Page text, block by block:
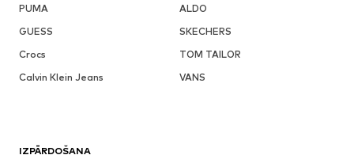
PUMA
ALDO
GUESS
SKECHERS
Crocs
TOM TAILOR
Calvin Klein Jeans
VANS
IZPĀRDOŠANA